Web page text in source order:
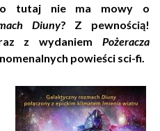
tutaj nie ma mowy o
Diuny? Z pewnością!
z wydaniem Pożeracza
powieści sci-fi.